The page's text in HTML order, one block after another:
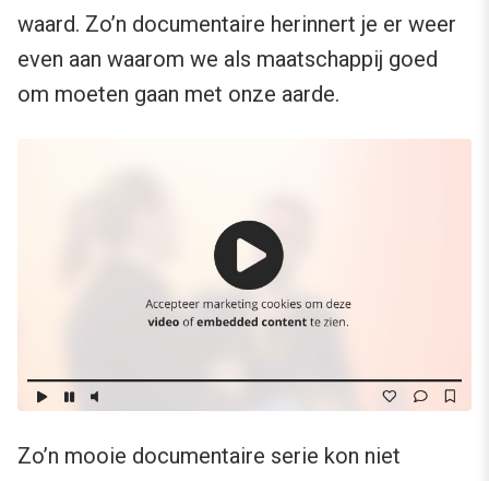
waard. Zo’n documentaire herinnert je er weer
even aan waarom we als maatschappij goed
om moeten gaan met onze aarde.
Zo’n mooie documentaire serie kon niet